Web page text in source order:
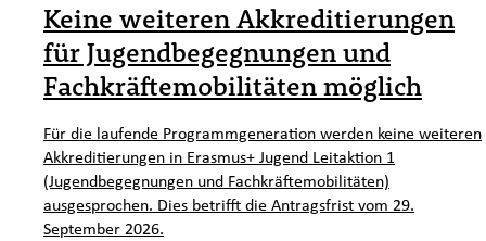
Keine weiteren Akkreditierungen
für Jugendbegegnungen und
Fachkräftemobilitäten möglich
Für die laufende Programmgeneration werden keine weiteren
Akkreditierungen in Erasmus+ Jugend Leitaktion 1
(Jugendbegegnungen und Fachkräftemobilitäten)
ausgesprochen. Dies betrifft die Antragsfrist vom 29.
September 2026.